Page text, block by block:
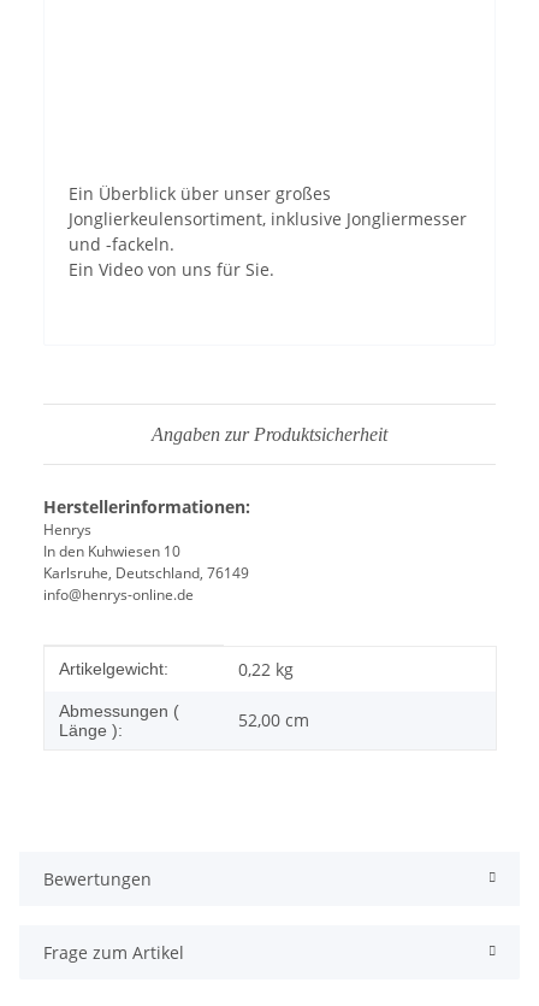
Ein Überblick über unser großes
Jonglierkeulensortiment, inklusive Jongliermesser
und -fackeln.
Ein Video von uns für Sie.
Angaben zur Produktsicherheit
Herstellerinformationen:
Henrys
In den Kuhwiesen 10
Karlsruhe, Deutschland, 76149
info@henrys-online.de
Produkteigenschaft
Wert
Artikelgewicht: 0,22 kg
Abmessungen (
Länge ):
52,00 cm
Bewertungen
Frage zum Artikel